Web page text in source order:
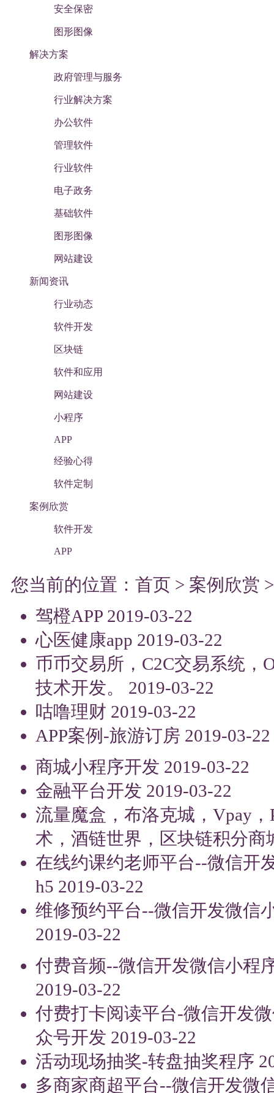
安全保密
图形图像
解决方案
政府管理与服务
行业解决方案
办公软件
管理软件
行业软件
电子政务
基础软件
图形图像
网站建设
新闻资讯
行业动态
软件开发
区块链
软件和应用
网站建设
小程序
APP
经验心得
软件定制
案例欣赏
软件开发
APP
您当前的位置： 首页 > 案例欣赏
驾橙APP 2019-03-22
心医健康app 2019-03-22
币币交易所，C2C交易系统，
技术开发。
2019-03-22
咕噜理财 2019-03-22
APP案例-旅游订房 2019-03-22
商城小程序开发 2019-03-22
金融平台开发 2019-03-22
流量魔盒，布洛克城，Vpay，
术，酒链世界，区块链积分商
在线约课约老师平台--微信开
h5 2019-03-22
维修预约平台--微信开发微信
2019-03-22
付费音频--微信开发微信小程
2019-03-22
付费打卡阅读平台-微信开发
众号开发 2019-03-22
活动现场抽奖-转盘抽奖程序
多商家商超平台--微信开发微